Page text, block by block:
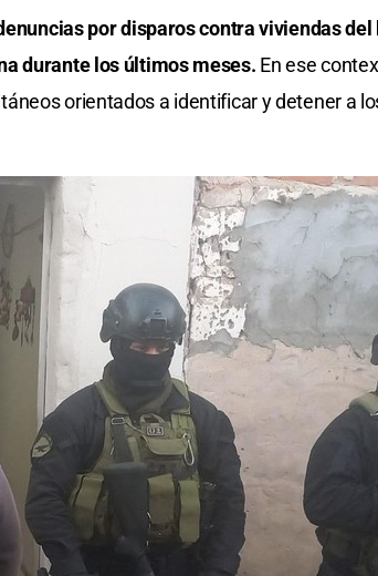
por disparos contra viviendas
durante los últimos meses. En ese
orientados a identificar y detener a